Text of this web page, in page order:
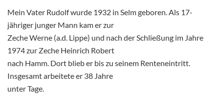
Mein Vater Rudolf wurde 1932 in Selm geboren. Als 17-
jähriger junger Mann kam er zur
Zeche Werne (a.d. Lippe) und nach der Schließung im Jahre
1974 zur Zeche Heinrich Robert
nach Hamm. Dort blieb er bis zu seinem Renteneintritt.
Insgesamt arbeitete er 38 Jahre
unter Tage.